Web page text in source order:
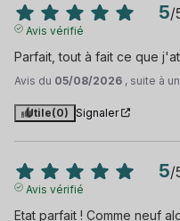
5/
Avis vérifié
Parfait, tout à fait ce que
Avis du 05/08/2026 , suite à
Utile(0) Signaler
5/
Avis vérifié
Etat parfait ! Comme neuf